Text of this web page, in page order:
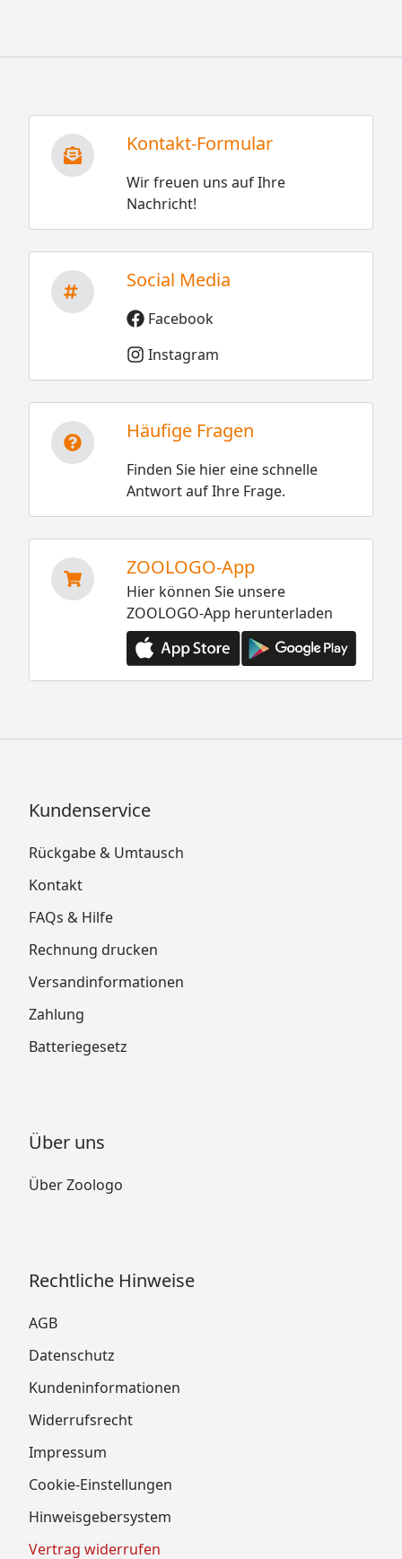
Kontakt-Formular
Wir freuen uns auf Ihre
Nachricht!
Social Media
Facebook
Instagram
Häufige Fragen
Finden Sie hier eine schnelle
Antwort auf Ihre Frage.
ZOOLOGO-App
Hier können Sie unsere
ZOOLOGO-App herunterladen
Kundenservice
Rückgabe & Umtausch
Kontakt
FAQs & Hilfe
Rechnung drucken
Versandinformationen
Zahlung
Batteriegesetz
Über uns
Über Zoologo
Rechtliche Hinweise
AGB
Datenschutz
Kundeninformationen
Widerrufsrecht
Impressum
Cookie-Einstellungen
Hinweisgebersystem
Vertrag widerrufen